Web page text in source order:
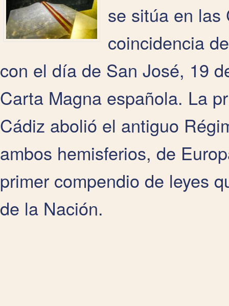
se sitúa en las
coincidencia
con el día de San José, 19
Carta Magna española. La
Cádiz abolió el antiguo
ambos hemisferios, de
primer compendio de leyes
de la Nación.